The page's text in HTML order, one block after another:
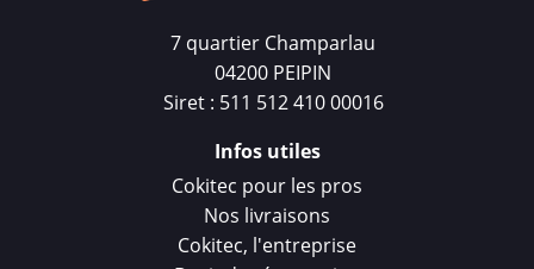
7 quartier Champarlau
04200 PEIPIN
Siret : 511 512 410 00016
Infos utiles
Cokitec pour les pros
Nos livraisons
Cokitec, l'entreprise